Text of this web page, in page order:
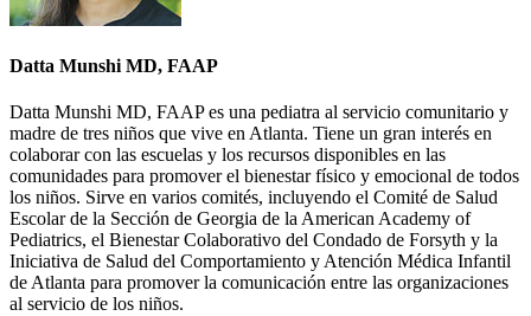
Datta Munshi MD, FAAP
Datta Munshi MD, FAAP es una pediatra al servicio comunitario y
madre de tres niños que vive en Atlanta. Tiene un gran interés en
colaborar con las escuelas y los recursos disponibles en las
comunidades para promover el bienestar físico y emocional de todos
los niños. Sirve en varios comités, incluyendo el Comité de Salud
Escolar de la Sección de Georgia de la American Academy of
Pediatrics, el Bienestar Colaborativo del Condado de Forsyth y la
Iniciativa de Salud del Comportamiento y Atención Médica Infantil
de Atlanta para promover la comunicación entre las organizaciones
al servicio de los niños.​​​